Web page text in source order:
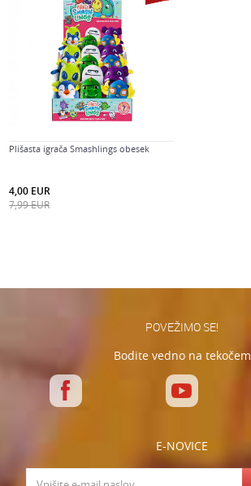
Plišasta igrača Smashlings obesek
4,00 EUR
7,99EUR
POVEŽIMO SE!
Bodite vedno na tekočem
E-NOVICE